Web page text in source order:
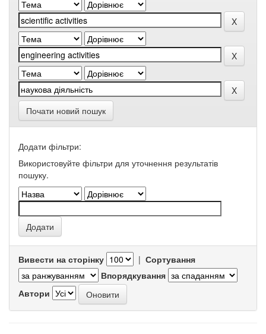
Почати новий пошук
Додати фільтри:
Використовуйте фільтри для уточнення результатів
пошуку.
Вивести на сторінку | Сортування
Впорядкування
Автори